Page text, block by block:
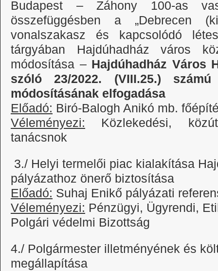
Budapest – Záhony 100-as
összefüggésben a „Debrecen
vonalszakasz és kapcsolódó
tárgyában Hajdúhadház város
módosítása – Hajdúhadház Város
szóló 23/2022. (VIII.25.)
módosításának elfogadása
Előadó: Biró-Balogh Anikó mb.
Véleményezi: Közlekedési,
tanácsnok
3./ Helyi termelői piac kialakítása
pályázathoz önerő biztosítása
Előadó: Suhaj Enikő pályázati
Véleményezi: Pénzügyi, Ügyrendi,
Polgári védelmi Bizottság
4./ Polgármester illetményének és
megállapítása